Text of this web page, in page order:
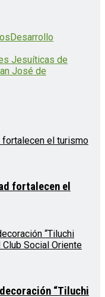
Desarrollo
Jesuíticas de
José de
fortalecen el
“Tiluchi